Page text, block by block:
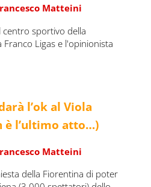
Matteini
centro sportivo della
Franco Ligas e l'opinionista
l’ok al Viola
è l’ultimo atto…)
Matteini
della Fiorentina di poter